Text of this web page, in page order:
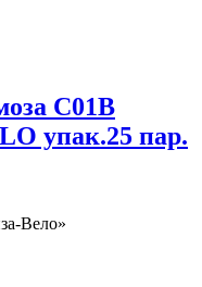
C01B
упак.25 пар.
Вело»